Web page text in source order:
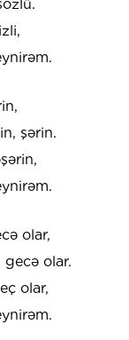
şərin.
olar,
olar.
olar,